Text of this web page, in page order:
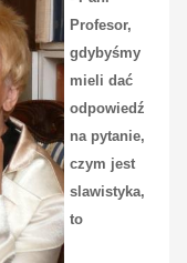
Profesor,
gdybyśmy
mieli dać
odpowiedź
na pytanie,
czym jest
slawistyka,
to